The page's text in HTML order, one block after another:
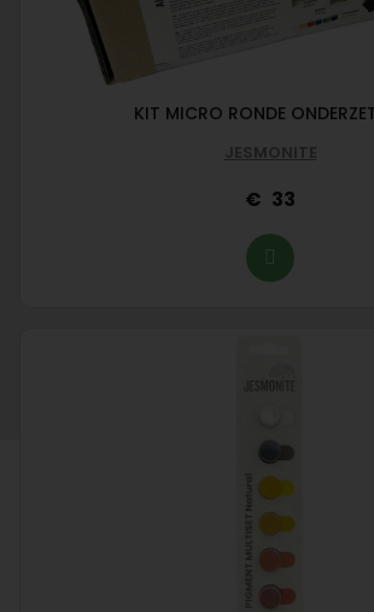
KIT MICRO RONDE
JESMONITE
33